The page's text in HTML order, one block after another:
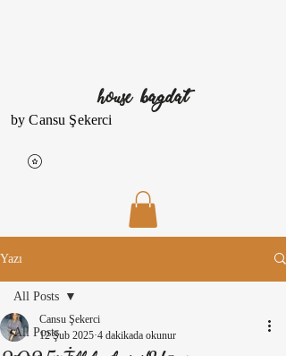
house bagdat
by Cansu Şekerci
Yazı
All Posts
All Posts
Cansu Şekerci
12 Şub 2025 4 dakikada okunur